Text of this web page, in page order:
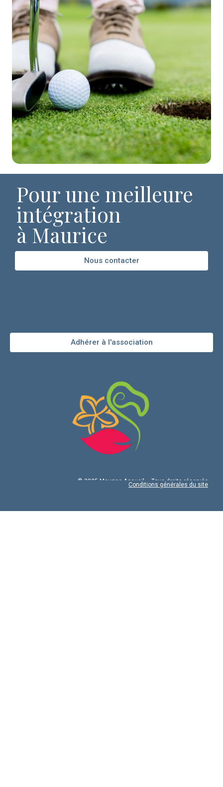
Pour une meilleure
intégration
à Maurice
Nous contacter
Adhérer à l'association
© 2025 Maurice Accueil – Tous droits réservés
Conditions générales du site